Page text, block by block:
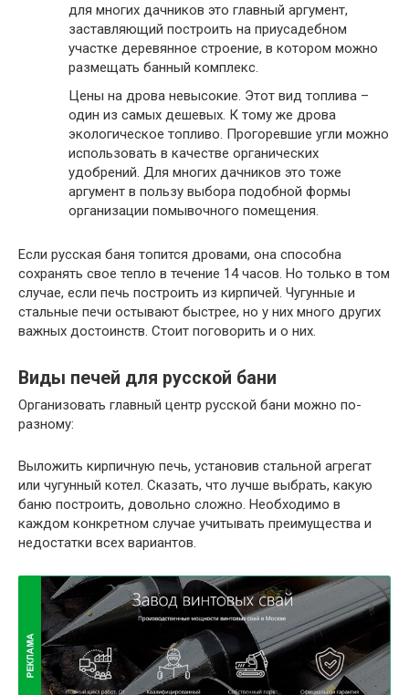
для многих дачников это главный аргумент,
заставляющий построить на приусадебном
участке деревянное строение, в котором можно
размещать банный комплекс.
Цены на дрова невысокие. Этот вид топлива –
один из самых дешевых. К тому же дрова
экологическое топливо. Прогоревшие угли можно
использовать в качестве органических
удобрений. Для многих дачников это тоже
аргумент в пользу выбора подобной формы
организации помывочного помещения.
Если русская баня топится дровами, она способна
сохранять свое тепло в течение 14 часов. Но только в том
случае, если печь построить из кирпичей. Чугунные и
стальные печи остывают быстрее, но у них много других
важных достоинств. Стоит поговорить и о них.
Виды печей для русской бани
Организовать главный центр русской бани можно по-
разному:
Выложить кирпичную печь, установив стальной агрегат
или чугунный котел. Сказать, что лучше выбрать, какую
баню построить, довольно сложно. Необходимо в
каждом конкретном случае учитывать преимущества и
недостатки всех вариантов.